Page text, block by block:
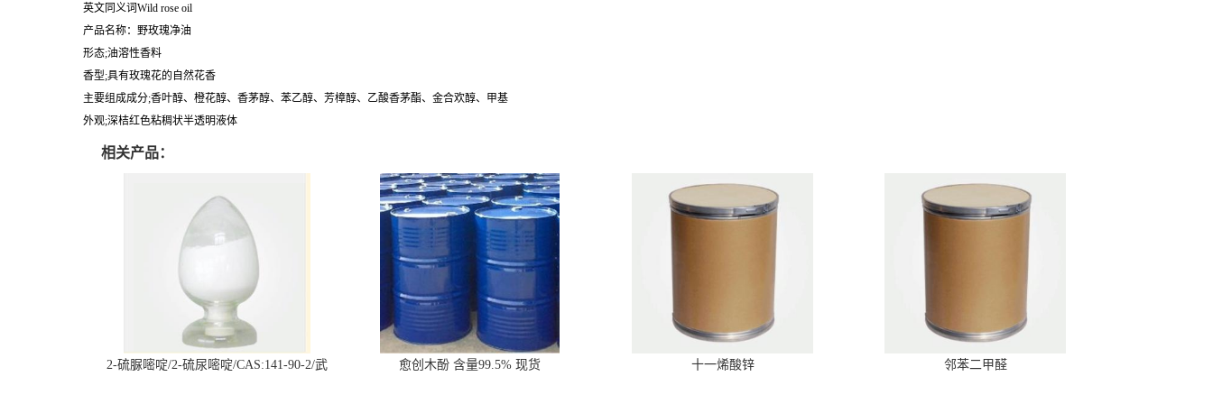
英文同义词Wild rose oil
产品名称：野玫瑰净油
形态;油溶性香料
香型;具有玫瑰花的自然花香
主要组成成分;香叶醇、橙花醇、香茅醇、苯乙醇、芳樟醇、乙酸香茅酯、金合欢醇、甲基
外观;深桔红色粘稠状半透明液体
相关产品：
2-硫脲嘧啶/2-硫尿嘧啶/CAS:141-90-2/武
愈创木酚 含量99.5% 现货 十一烯酸锌 邻苯二甲醛